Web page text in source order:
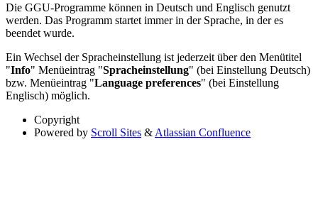
Die GGU-Programme können in Deutsch und Englisch genutzt
werden. Das Programm startet immer in der Sprache, in der es
beendet wurde.
Ein Wechsel der Spracheinstellung ist jederzeit über den Menütitel
"Info" Menüeintrag "Spracheinstellung" (bei Einstellung Deutsch)
bzw. Menüeintrag "Language preferences" (bei Einstellung
Englisch) möglich.
Copyright
Powered by Scroll Sites & Atlassian Confluence